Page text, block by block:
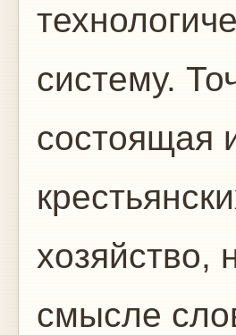
систему.
состоящая
хозяйство,
смысле